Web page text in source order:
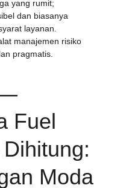
yang rumit;
dan biasanya
layanan.
manajemen risiko
pragmatis.
Fuel
Moda